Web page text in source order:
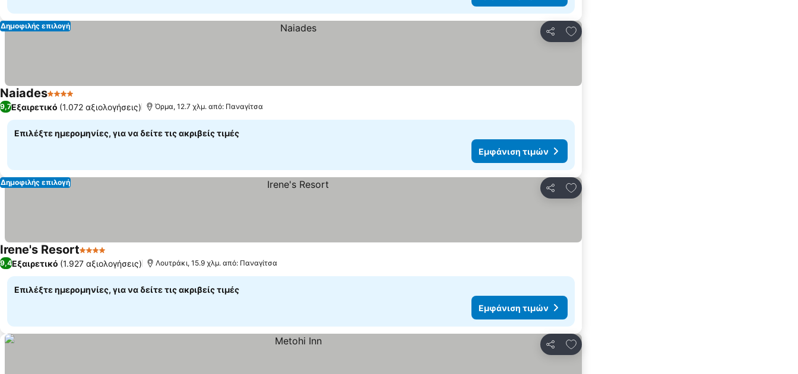
Κοινοποίηση
Προσθήκη στα αγαπημένα
Δημοφιλής επιλογή
Naiades4 ΑστέριαΕμφάνιση τιμών
9,7Εξαιρετικό (1.072 αξιολογήσεις) Όρμα, 12.7 χλμ. από: Παναγίτσα
Επιλέξτε ημερομηνίες, για να δείτε τις ακριβείς τιμές
Εμφάνιση τιμών
Κοινοποίηση
Προσθήκη στα αγαπημένα
Δημοφιλής επιλογή
Irene's Resort4 ΑστέριαΕμφάνιση τιμών
9,4Εξαιρετικό (1.927 αξιολογήσεις) Λουτράκι, 15.9 χλμ. από: Παναγίτσα
Επιλέξτε ημερομηνίες, για να δείτε τις ακριβείς τιμές
Εμφάνιση τιμών
Κοινοποίηση
Προσθήκη στα αγαπημένα